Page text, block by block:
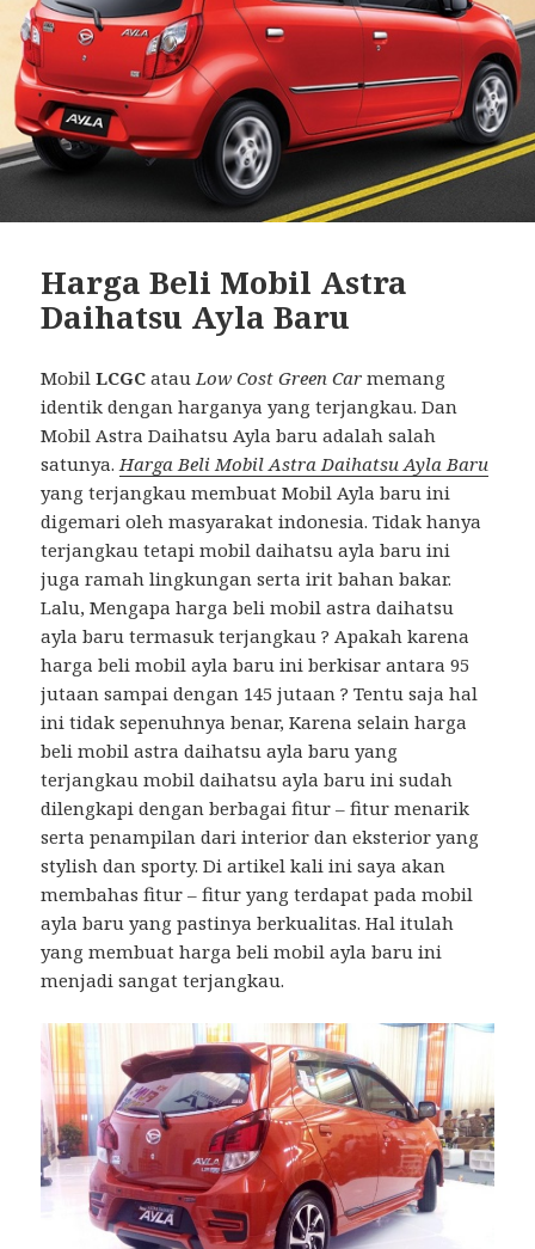
Harga Beli Mobil Astra
Daihatsu Ayla Baru
MobilLCGC atauLow Cost Green Car memang
identik dengan harganya yang terjangkau. Dan
Mobil Astra Daihatsu Ayla baru adalah salah
satunya.Harga Beli Mobil Astra Daihatsu Ayla Baru
yang terjangkau membuat Mobil Ayla baru ini
digemari oleh masyarakat indonesia. Tidak hanya
terjangkau tetapi mobil daihatsu ayla baru ini
juga ramah lingkungan serta irit bahan bakar.
Lalu, Mengapa harga beli mobil astra daihatsu
ayla baru termasuk terjangkau ? Apakah karena
harga beli mobil ayla baru ini berkisar antara 95
jutaan sampai dengan 145 jutaan ? Tentu saja hal
ini tidak sepenuhnya benar, Karena selain harga
beli mobil astra daihatsu ayla baru yang
terjangkau mobil daihatsu ayla baru ini sudah
dilengkapi dengan berbagai fitur – fitur menarik
serta penampilan dari interior dan eksterior yang
stylish dan sporty. Di artikel kali ini saya akan
membahas fitur – fitur yang terdapat pada mobil
ayla baru yang pastinya berkualitas. Hal itulah
yang membuat harga beli mobil ayla baru ini
menjadi sangat terjangkau.